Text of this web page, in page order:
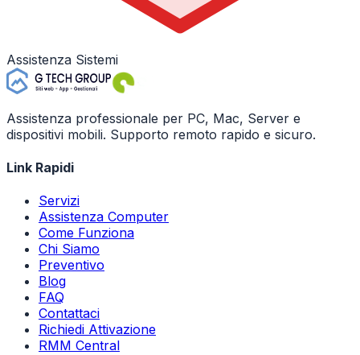
Assistenza Sistemi
Assistenza professionale per PC, Mac, Server e
dispositivi mobili. Supporto remoto rapido e sicuro.
Link Rapidi
Servizi
Assistenza Computer
Come Funziona
Chi Siamo
Preventivo
Blog
FAQ
Contattaci
Richiedi Attivazione
RMM Central